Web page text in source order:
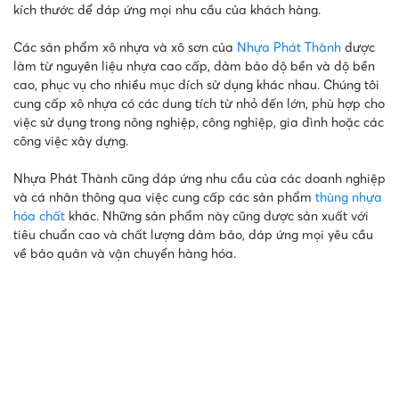
kích thước để đáp ứng mọi nhu cầu của khách hàng.
Các sản phẩm xô nhựa và xô sơn của Nhựa Phát Thành được
làm từ nguyên liệu nhựa cao cấp, đảm bảo độ bền và độ bền
cao, phục vụ cho nhiều mục đích sử dụng khác nhau. Chúng tôi
cung cấp xô nhựa có các dung tích từ nhỏ đến lớn, phù hợp cho
việc sử dụng trong nông nghiệp, công nghiệp, gia đình hoặc các
công việc xây dựng.
Nhựa Phát Thành cũng đáp ứng nhu cầu của các doanh nghiệp
và cá nhân thông qua việc cung cấp các sản phẩm thùng nhựa
hóa chất khác. Những sản phẩm này cũng được sản xuất với
tiêu chuẩn cao và chất lượng đảm bảo, đáp ứng mọi yêu cầu
về bảo quản và vận chuyển hàng hóa.